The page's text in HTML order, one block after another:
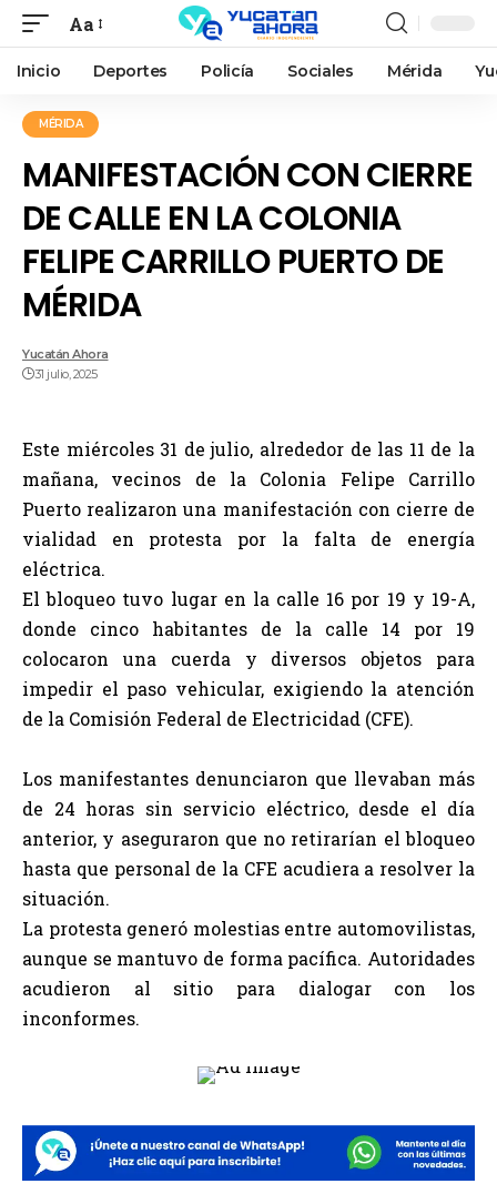
Aa
Inicio Deportes Policía Sociales Mérida
MÉRIDA
MANIFESTACIÓN CON CIERRE
DE CALLE EN LA COLONIA
FELIPE CARRILLO PUERTO DE
MÉRIDA
Yucatán Ahora
31 julio, 2025
Este miércoles 31 de julio, alrededor de las 11 de la
mañana, vecinos de la Colonia Felipe Carrillo
Puerto realizaron una manifestación con cierre de
vialidad en protesta por la falta de energía
eléctrica.
El bloqueo tuvo lugar en la calle 16 por 19 y 19-A,
donde cinco habitantes de la calle 14 por 19
colocaron una cuerda y diversos objetos para
impedir el paso vehicular, exigiendo la atención
de la Comisión Federal de Electricidad (CFE).
Los manifestantes denunciaron que llevaban más
de 24 horas sin servicio eléctrico, desde el día
anterior, y aseguraron que no retirarían el bloqueo
hasta que personal de la CFE acudiera a resolver la
situación.
La protesta generó molestias entre automovilistas,
aunque se mantuvo de forma pacífica. Autoridades
acudieron al sitio para dialogar con los
inconformes.